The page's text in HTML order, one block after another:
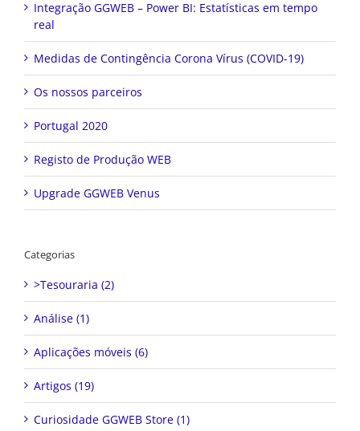
Integração GGWEB – Power BI: Estatísticas em tempo
real
Medidas de Contingência Corona Vírus (COVID-19)
Os nossos parceiros
Portugal 2020
Registo de Produção WEB
Upgrade GGWEB Venus
Categorias
>Tesouraria (2)
Análise (1)
Aplicações móveis (6)
Artigos (19)
Curiosidade GGWEB Store (1)